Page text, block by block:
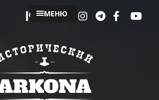
МЕНЮ